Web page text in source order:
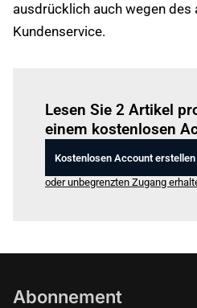
ausdrücklich auch wegen des
Kundenservice.
Lesen Sie 2 Artikel
einem kostenlosen
Kostenlosen Account erstellen
oder unbegrenzten Zugang
Abonnement